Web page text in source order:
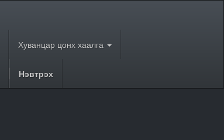
Хуванцар цонх хаалга
Нэвтрэх